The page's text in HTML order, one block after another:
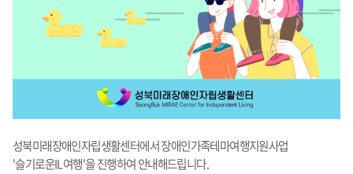
성북미래장애인자립생활센터에서 장애인가족테마여행지원사업
'슬기로운IL여행'을 진행하여 안내해드립니다.